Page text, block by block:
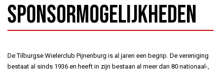
Sponsormogelijkheden
De Tilburgse Wielerclub Pijnenburg is al jaren een begrip. De vereniging
bestaat al sinds 1936 en heeft in zijn bestaan al meer dan 80 nationaal-,